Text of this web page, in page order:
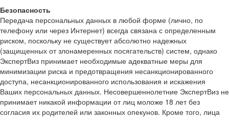
Безопасность
Передача персональных данных в любой форме (лично, по
телефону или через Интернет) всегда связана с определенным
риском, поскольку не существует абсолютно надежных
(защищенных от злонамеренных посягательств) систем, однако
ЭкспертВиз принимает необходимые адекватные меры для
минимизации риска и предотвращения несанкционированного
доступа, несанкционированного использования и искажения
Ваших персональных данных. Несовершеннолетние ЭкспертВиз не
принимает никакой информации от лиц моложе 18 лет без
согласия их родителей или законных опекунов. Кроме того, лица